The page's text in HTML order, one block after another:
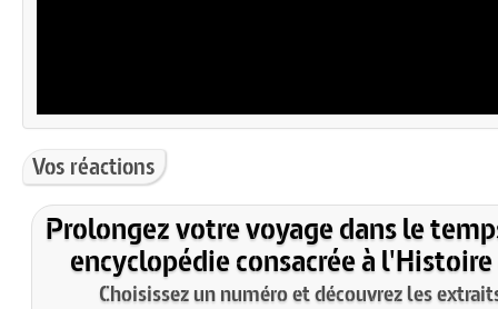
Vos réactions
Prolongez votre voyage dans le
encyclopédie consacrée à l'Histoire
Choisissez un numéro et découvrez les